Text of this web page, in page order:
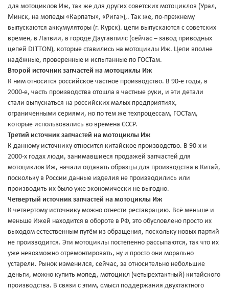
для мотоциклов Иж, так же для других советских мотоциклов (Урал,
Минск, на мопеды «Карпаты», «Рига»),. Так же, по-прежнему
выпускаются аккумуляторы (г. Курск). цепи выпускаются с советских
времен, в Латвии, в городе Даугавпилс (сейчас – завод приводных
цепей DITTON), которые ставились на мотоциклы Иж. Цепи вполне
надёжные, проверенные и испытанные по ГОСТам.
Второй источник запчастей на мотоциклы Иж
К ним относится российское частное производство. В 90-е годы, в
2000-е, часть производства отошла в частные руки, и эти детали
стали выпускаться на российских малых предприятиях,
ограниченными сериями, но по тем же техпроцессам, ГОСТам,
которые использовались во времена СССР.
Третий источник запчастей на мотоциклы Иж
К данному источнику относится китайское производство. В 90-х и
2000-х годах люди, занимавшиеся продажей запчастей для
мотоциклов Иж, начали отдавать образцы для производства в Китай,
поскольку в России данные изделия не производились или
производить их было уже экономически не выгодно.
Четвертый источник запчастей на мотоциклы Иж
К четвертому источнику можно отнести реставрацию. Всё меньше и
меньше Ижей находится в обороте в РФ, это обусловлено просто их
выходом естественным путём из обращения, поскольку новых партий
не производится. Эти мотоциклы постепенно рассыпаются, так что их
уже невозможно отремонтировать, ну и просто они морально
устарели. Рынок изменился, сейчас, за относительно небольшие
деньги, можно купить мопед, мотоцикл (четырехтактный) китайского
производства. В связи с этим, смысл поддержания двухтактного